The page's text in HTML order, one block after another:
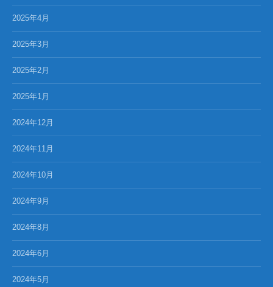
2025年4月
2025年3月
2025年2月
2025年1月
2024年12月
2024年11月
2024年10月
2024年9月
2024年8月
2024年6月
2024年5月